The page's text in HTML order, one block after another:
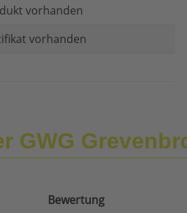
vorhanden
vorhanden
GWG
Bewertung